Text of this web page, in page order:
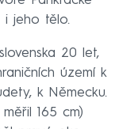
i jeho tělo.
20 let,
území k
k Německu.
165 cm)